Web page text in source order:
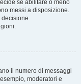
se abilitare o meno
messi a disposizione.
decisione
il numero di messaggi
moderatori e